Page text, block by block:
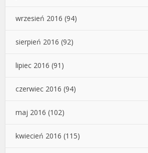
wrzesień 2016 (94)
sierpień 2016 (92)
lipiec 2016 (91)
czerwiec 2016 (94)
maj 2016 (102)
kwiecień 2016 (115)